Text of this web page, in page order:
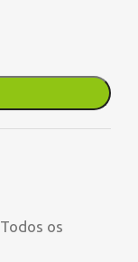
Todos os